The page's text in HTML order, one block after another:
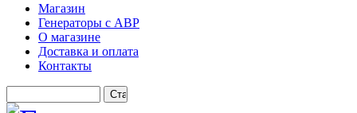
Магазин
Генераторы с АВР
О магазине
Доставка и оплата
Контакты